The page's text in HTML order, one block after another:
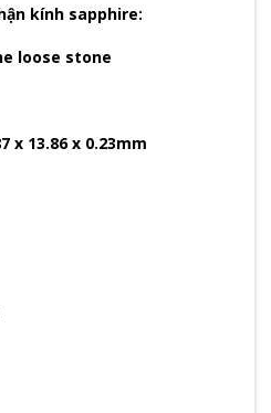
kính sapphire:
loose stone
x 13.86 x 0.23mm